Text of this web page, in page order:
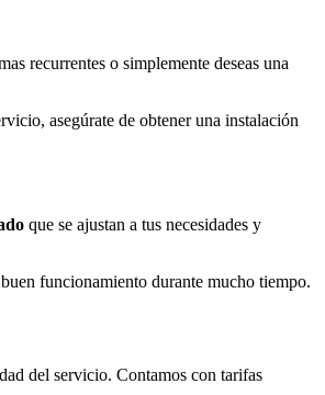
recurrentes o simplemente deseas una
asegúrate de obtener una instalación
que se ajustan a tus necesidades y
funcionamiento durante mucho tiempo.
del servicio. Contamos con tarifas